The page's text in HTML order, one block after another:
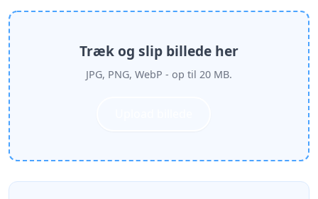
Træk og slip billede her
JPG, PNG, WebP - op til 20 MB.